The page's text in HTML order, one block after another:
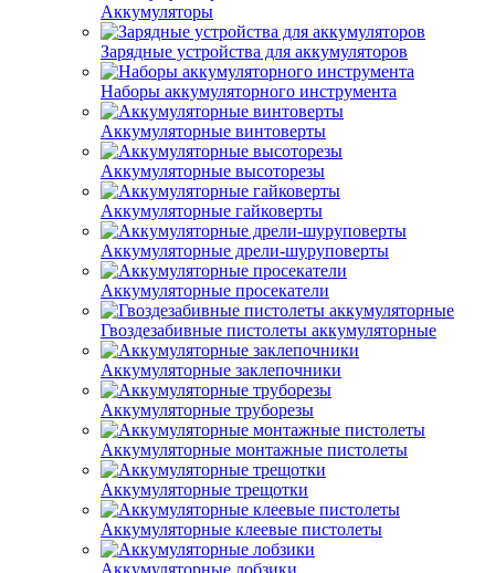
Аккумуляторы
Зарядные устройства для аккумуляторов
Наборы аккумуляторного инструмента
Аккумуляторные винтоверты
Аккумуляторные высоторезы
Аккумуляторные гайковерты
Аккумуляторные дрели-шуруповерты
Аккумуляторные просекатели
Гвоздезабивные пистолеты аккумуляторные
Аккумуляторные заклепочники
Аккумуляторные труборезы
Аккумуляторные монтажные пистолеты
Аккумуляторные трещотки
Аккумуляторные клеевые пистолеты
Аккумуляторные лобзики